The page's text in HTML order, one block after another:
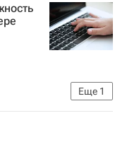
Министерство просвещения России (Минпросвещения России)
Еще 1